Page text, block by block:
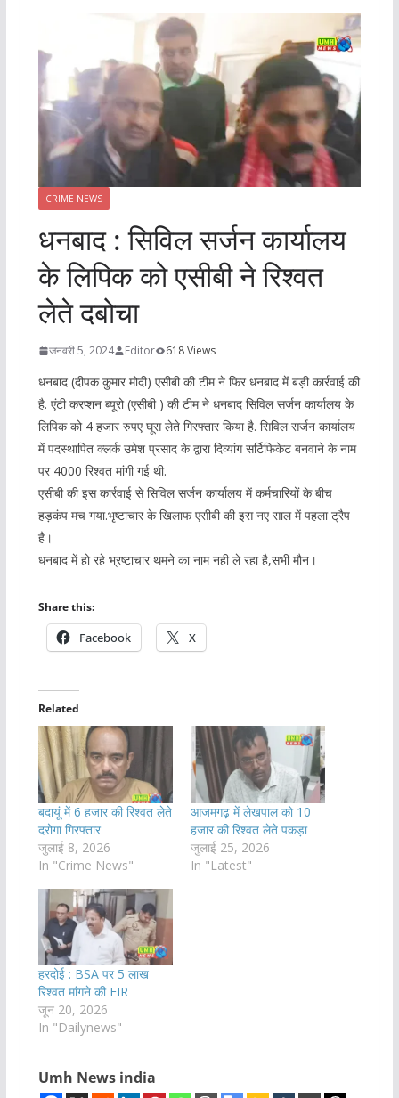
CRIME NEWS
धनबाद : सिविल सर्जन कार्यालय
के लिपिक को एसीबी ने रिश्वत
लेते दबोचा
जनवरी 5, 2024 Editor 618 Views
धनबाद (दीपक कुमार मोदी) एसीबी की टीम ने फिर धनबाद में बड़ी कार्रवाई की
है. एंटी करप्शन ब्यूरो (एसीबी ) की टीम ने धनबाद सिविल सर्जन कार्यालय के
लिपिक को 4 हजार रुपए घूस लेते गिरफ्तार किया है. सिविल सर्जन कार्यालय
में पदस्थापित क्लर्क उमेश प्रसाद के द्वारा दिव्यांग सर्टिफिकेट बनवाने के नाम
पर 4000 रिश्वत मांगी गई थी.
एसीबी की इस कार्रवाई से सिविल सर्जन कार्यालय में कर्मचारियों के बीच
हड़कंप मच गया.भृष्टाचार के खिलाफ एसीबी की इस नए साल में पहला ट्रैप
है।
धनबाद में हो रहे भ्रष्टाचार थमने का नाम नही ले रहा है,सभी मौन।
Share this:
Facebook X
Related
बदायूं में 6 हजार की रिश्वत लेते
दरोगा गिरफ्तार
जुलाई 8, 2026
In "Crime News"
आजमगढ़ में लेखपाल को 10
हजार की रिश्वत लेते पकड़ा
जुलाई 25, 2026
In "Latest"
हरदोई : BSA पर 5 लाख
रिश्वत मांगने की FIR
जून 20, 2026
In "Dailynews"
Umh News india